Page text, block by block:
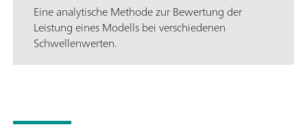
Eine analytische Methode zur Bewertung der
Leistung eines Modells bei verschiedenen
Schwellenwerten.